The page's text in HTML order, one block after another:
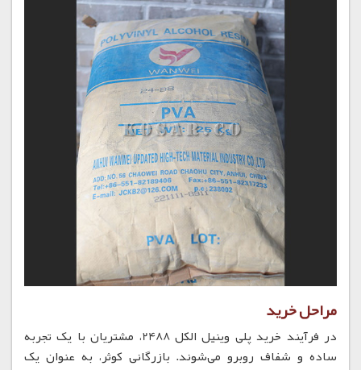
مراحل خرید
در فرآیند خرید پلی وینیل الکل 2488، مشتریان با یک تجربه
ساده و شفاف روبرو می‌شوند. بازرگانی کوثر، به عنوان یک